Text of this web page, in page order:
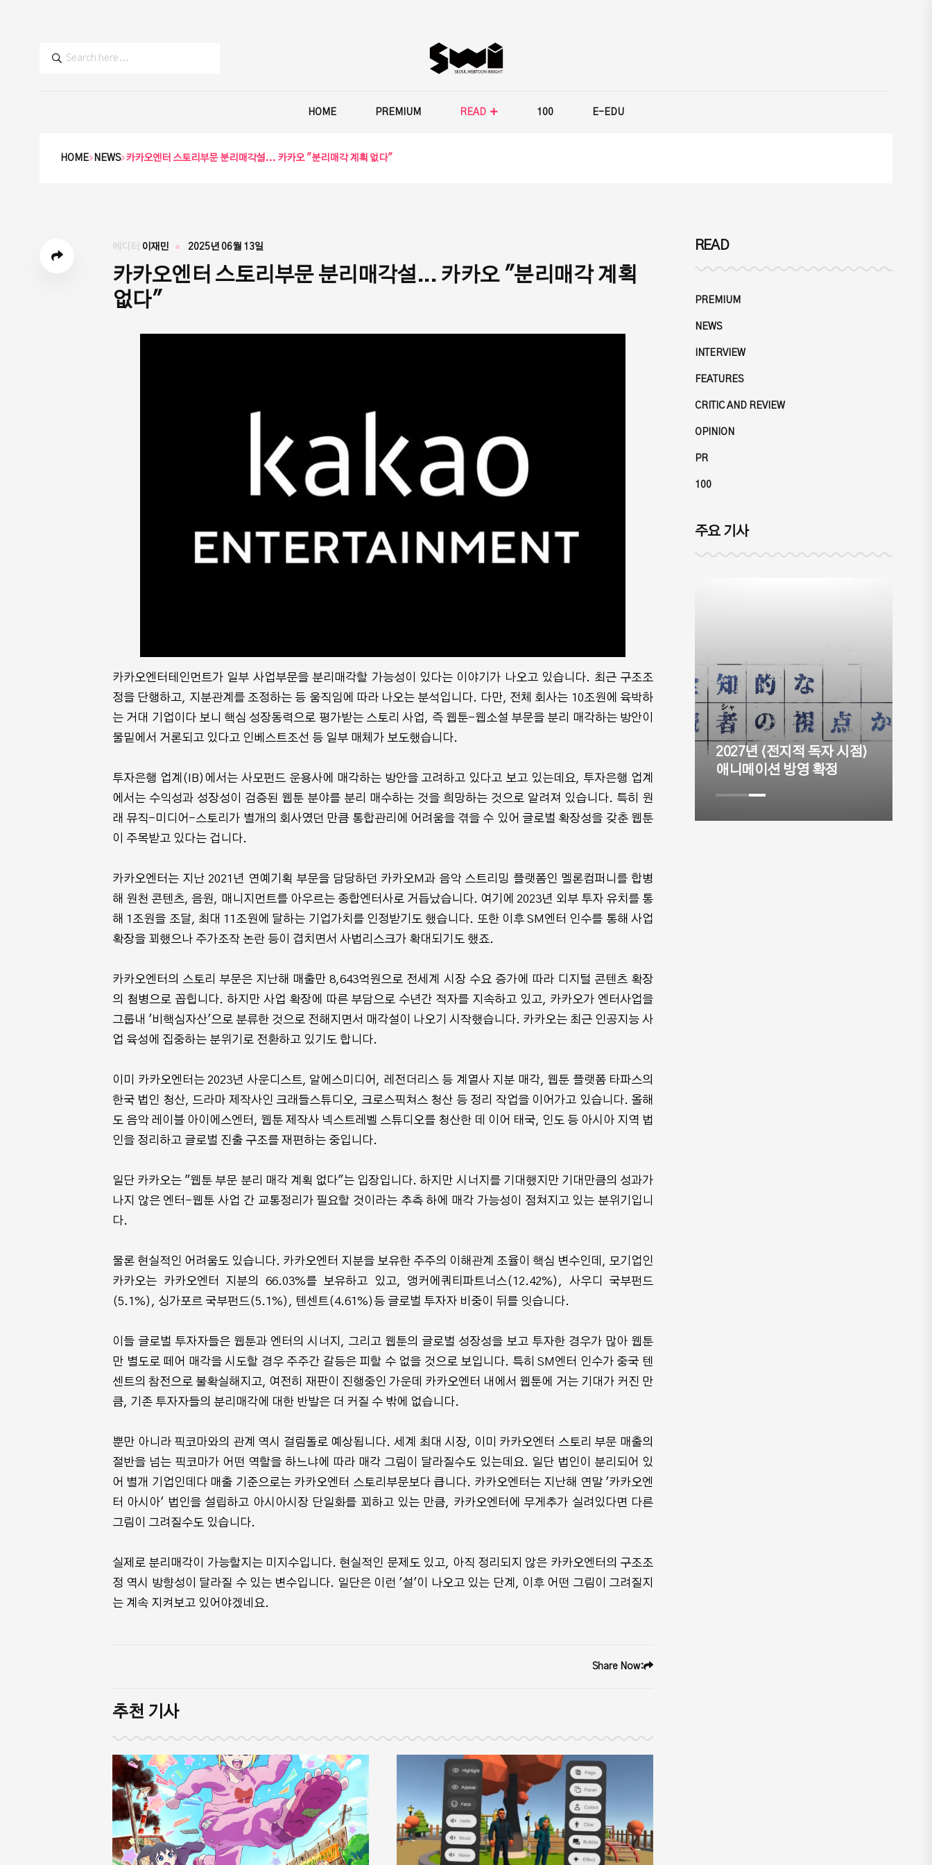
HOME PREMIUM READ 100 E-EDU
HOME NEWS 카카오엔터 스토리부문 분리매각설... 카카오 "분리매각 계획 없다"
에디터 이재민 2025년 06월 13일
카카오엔터 스토리부문 분리매각설... 카카오 "분리매각 계획
없다"
카카오엔터테인먼트가 일부 사업부문을 분리매각할 가능성이 있다는 이야기가 나오고 있습니다. 최근 구조조
정을 단행하고, 지분관계를 조정하는 등 움직임에 따라 나오는 분석입니다. 다만, 전체 회사는 10조원에 육박하
는 거대 기업이다 보니 핵심 성장동력으로 평가받는 스토리 사업, 즉 웹툰-웹소설 부문을 분리 매각하는 방안이
물밑에서 거론되고 있다고 인베스트조선 등 일부 매체가 보도했습니다.
투자은행 업계(IB)에서는 사모펀드 운용사에 매각하는 방안을 고려하고 있다고 보고 있는데요, 투자은행 업계
에서는 수익성과 성장성이 검증된 웹툰 분야를 분리 매수하는 것을 희망하는 것으로 알려져 있습니다. 특히 원
래 뮤직-미디어-스토리가 별개의 회사였던 만큼 통합관리에 어려움을 겪을 수 있어 글로벌 확장성을 갖춘 웹툰
이 주목받고 있다는 겁니다.
카카오엔터는 지난 2021년 연예기획 부문을 담당하던 카카오M과 음악 스트리밍 플랫폼인 멜론컴퍼니를 합병
해 원천 콘텐츠, 음원, 매니지먼트를 아우르는 종합엔터사로 거듭났습니다. 여기에 2023년 외부 투자 유치를 통
해 1조원을 조달, 최대 11조원에 달하는 기업가치를 인정받기도 했습니다. 또한 이후 SM엔터 인수를 통해 사업
확장을 꾀했으나 주가조작 논란 등이 겹치면서 사법리스크가 확대되기도 했죠.
카카오엔터의 스토리 부문은 지난해 매출만 8,643억원으로 전세계 시장 수요 증가에 따라 디지털 콘텐츠 확장
의 첨병으로 꼽힙니다. 하지만 사업 확장에 따른 부담으로 수년간 적자를 지속하고 있고, 카카오가 엔터사업을
그룹내 '비핵심자산'으로 분류한 것으로 전해지면서 매각설이 나오기 시작했습니다. 카카오는 최근 인공지능 사
업 육성에 집중하는 분위기로 전환하고 있기도 합니다.
이미 카카오엔터는 2023년 사운디스트, 알에스미디어, 레전더리스 등 계열사 지분 매각, 웹툰 플랫폼 타파스의
한국 법인 청산, 드라마 제작사인 크래들스튜디오, 크로스픽쳐스 청산 등 정리 작업을 이어가고 있습니다. 올해
도 음악 레이블 아이에스엔터, 웹툰 제작사 넥스트레벨 스튜디오를 청산한 데 이어 태국, 인도 등 아시아 지역 법
인을 정리하고 글로벌 진출 구조를 재편하는 중입니다.
일단 카카오는 "웹툰 부문 분리 매각 계획 없다"는 입장입니다. 하지만 시너지를 기대했지만 기대만큼의 성과가
나지 않은 엔터-웹툰 사업 간 교통정리가 필요할 것이라는 추측 하에 매각 가능성이 점쳐지고 있는 분위기입니
다.
물론 현실적인 어려움도 있습니다. 카카오엔터 지분을 보유한 주주의 이해관계 조율이 핵심 변수인데, 모기업인
카카오는 카카오엔터 지분의 66.03%를 보유하고 있고, 앵커에쿼티파트너스(12.42%), 사우디 국부펀드
(5.1%), 싱가포르 국부펀드(5.1%), 텐센트(4.61%)등 글로벌 투자자 비중이 뒤를 잇습니다.
이들 글로벌 투자자들은 웹툰과 엔터의 시너지, 그리고 웹툰의 글로벌 성장성을 보고 투자한 경우가 많아 웹툰
만 별도로 떼어 매각을 시도할 경우 주주간 갈등은 피할 수 없을 것으로 보입니다. 특히 SM엔터 인수가 중국 텐
센트의 참전으로 불확실해지고, 여전히 재판이 진행중인 가운데 카카오엔터 내에서 웹툰에 거는 기대가 커진 만
큼, 기존 투자자들의 분리매각에 대한 반발은 더 커질 수 밖에 없습니다.
뿐만 아니라 픽코마와의 관계 역시 걸림돌로 예상됩니다. 세계 최대 시장, 이미 카카오엔터 스토리 부문 매출의
절반을 넘는 픽코마가 어떤 역할을 하느냐에 따라 매각 그림이 달라질수도 있는데요. 일단 법인이 분리되어 있
어 별개 기업인데다 매출 기준으로는 카카오엔터 스토리부문보다 큽니다. 카카오엔터는 지난해 연말 '카카오엔
터 아시아' 법인을 설립하고 아시아시장 단일화를 꾀하고 있는 만큼, 카카오엔터에 무게추가 실려있다면 다른
그림이 그려질수도 있습니다.
실제로 분리매각이 가능할지는 미지수입니다. 현실적인 문제도 있고, ​아직 정리되지 않은 카카오엔터의 구조조
정 역시 방향성이 달라질 수 있는 변수입니다. 일단은 이런 '설'이 나오고 있는 단계, 이후 어떤 그림이 그려질지
는 계속 지켜보고 있어야겠네요.
Share Now:
추천 기사
READ
PREMIUM
NEWS
INTERVIEW
FEATURES
CRITIC AND REVIEW
OPINION
PR
100
주요 기사
애니메이션 방영 확정
실사화 제작 확정
이현세 만화 창작캠프, 91
공개
2027년 ⟨전지적 독자 시점⟩
애니메이션 방영 확정